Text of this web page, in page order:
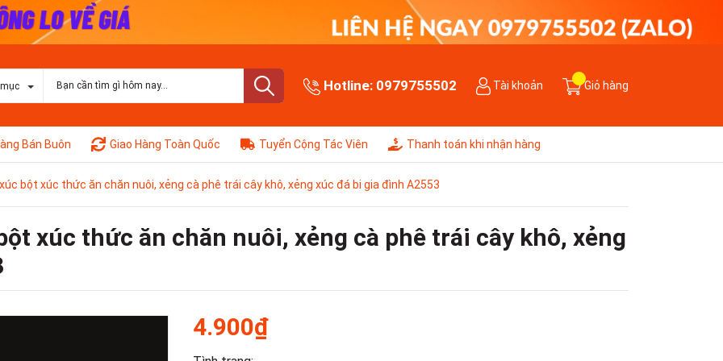
Hotline: 0979755502 Tài khoản Giỏ hàng
Bán Buôn Giao Hàng Toàn Quốc Tuyển Cộng Tác Viên Thanh toán khi nhận hàng
bột xúc thức ăn chăn nuôi, xẻng cà phê trái cây khô, xẻng xúc đá bi gia đình A2553
xúc thức ăn chăn nuôi, xẻng cà phê trái cây khô, xẻng
4.900₫